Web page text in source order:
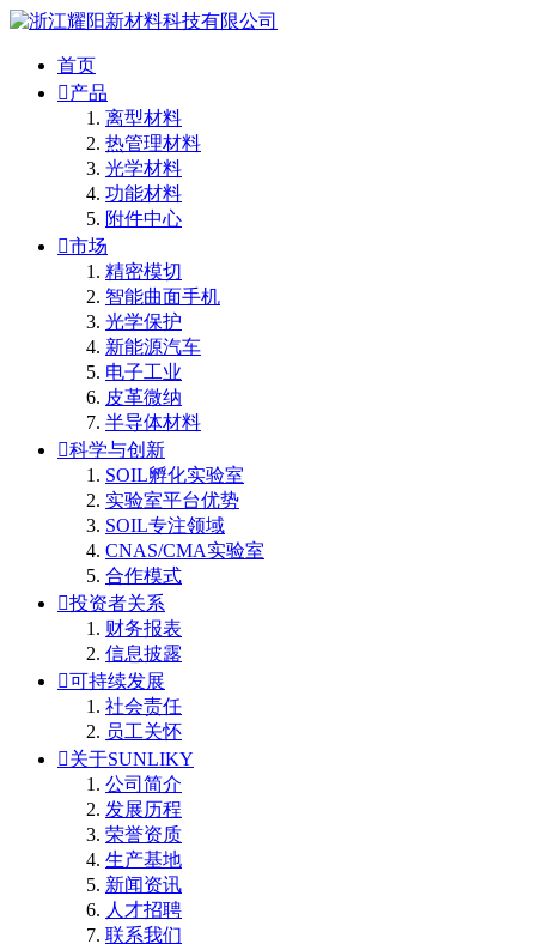
首页
产品
离型材料
热管理材料
光学材料
功能材料
附件中心
市场
精密模切
智能曲面手机
光学保护
新能源汽车
电子工业
皮革微纳
半导体材料
科学与创新
SOIL孵化实验室
实验室平台优势
SOIL专注领域
CNAS/CMA实验室
合作模式
投资者关系
财务报表
信息披露
可持续发展
社会责任
员工关怀
关于SUNLIKY
公司简介
发展历程
荣誉资质
生产基地
新闻资讯
人才招聘
联系我们